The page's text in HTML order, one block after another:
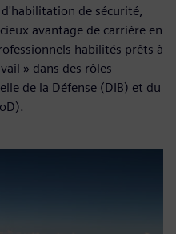
de sécurité,
avantage de carrière en
habilités prêts à
» dans des rôles
de la Défense (DIB) et du